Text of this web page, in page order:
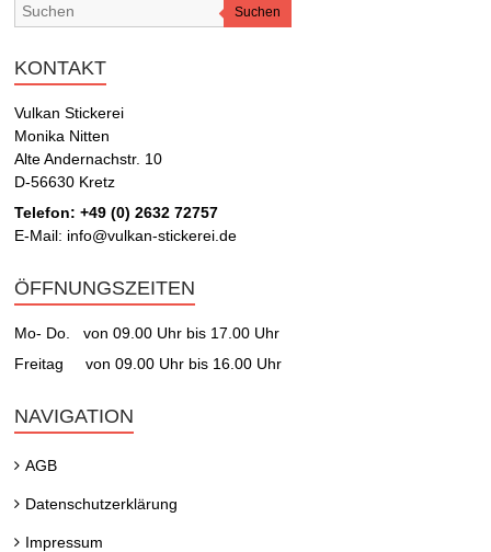
Suchen
KONTAKT
Vulkan Stickerei
Monika Nitten
Alte Andernachstr. 10
D-56630 Kretz
Telefon: +49 (0) 2632 72757
E-Mail: info@vulkan-stickerei.de
ÖFFNUNGSZEITEN
Mo- Do. von 09.00 Uhr bis 17.00 Uhr
Freitag von 09.00 Uhr bis 16.00 Uhr
NAVIGATION
AGB
Datenschutzerklärung
Impressum